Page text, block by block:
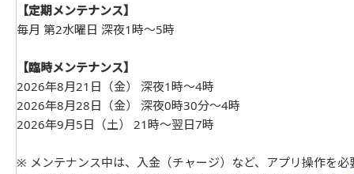
【定期メンテナンス】
毎月 第2水曜日 深夜1時～5時
【臨時メンテナンス】
2026年8月21日（金） 深夜1時～4時
2026年8月28日（金） 深夜0時30分～4時
2026年9月5日（土） 21時～翌日7時
※ メンテナンス中は、入金（チャージ）など、アプリ操作を